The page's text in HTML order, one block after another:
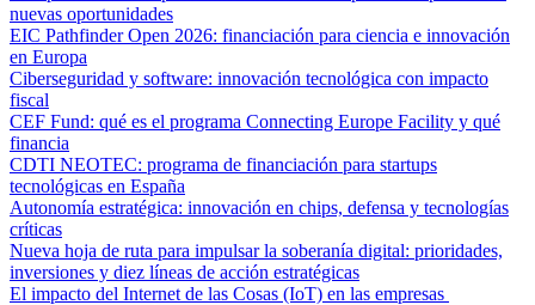
nuevas oportunidades
EIC Pathfinder Open 2026: financiación para ciencia e innovación
en Europa
Ciberseguridad y software: innovación tecnológica con impacto
fiscal
CEF Fund: qué es el programa Connecting Europe Facility y qué
financia
CDTI NEOTEC: programa de financiación para startups
tecnológicas en España
Autonomía estratégica: innovación en chips, defensa y tecnologías
críticas
Nueva hoja de ruta para impulsar la soberanía digital: prioridades,
inversiones y diez líneas de acción estratégicas
El impacto del Internet de las Cosas (IoT) en las empresas